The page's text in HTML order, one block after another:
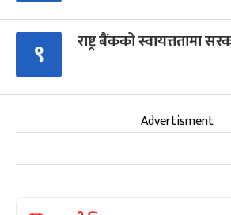
९ राष्ट्र बैंकको स्वायत्ततामा
Advertisment